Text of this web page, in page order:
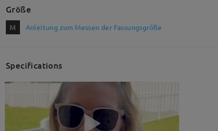
Größe
M Anleitung zum Messen der Fassungsgröße
Specifications